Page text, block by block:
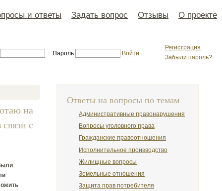
и ответы Задать вопрос Отзывы О проекте
Регистрация
Забыли пароль?
Пароль Войти
на
с
Ответы на вопросы по темам
Административные правонарушения
Вопросы уголовного права
Гражданские правоотношения
Исполнительное производство
Жилищные вопросы
Земельные отношения
Защита прав потребителя